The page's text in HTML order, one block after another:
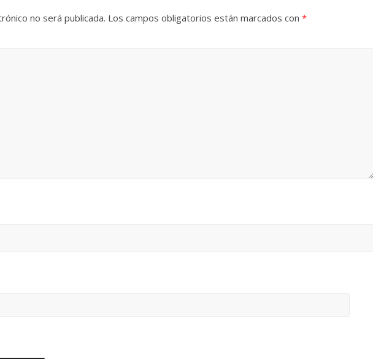
no será publicada. Los campos obligatorios están marcados con *